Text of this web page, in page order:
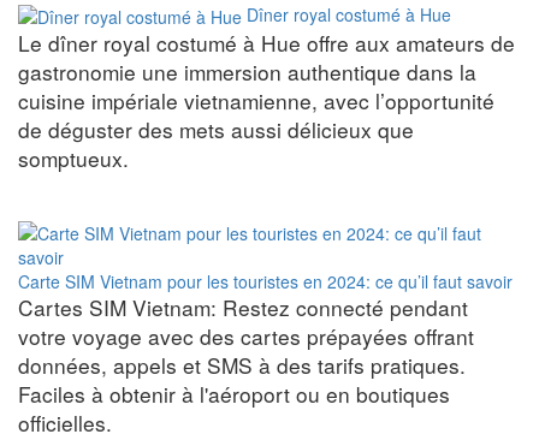
Dîner royal costumé à Hue
Le dîner royal costumé à Hue offre aux amateurs de
gastronomie une immersion authentique dans la
cuisine impériale vietnamienne, avec l’opportunité
de déguster des mets aussi délicieux que
somptueux.
Carte SIM Vietnam pour les touristes en 2024: ce qu’il faut savoir
Cartes SIM Vietnam: Restez connecté pendant
votre voyage avec des cartes prépayées offrant
données, appels et SMS à des tarifs pratiques.
Faciles à obtenir à l'aéroport ou en boutiques
officielles.